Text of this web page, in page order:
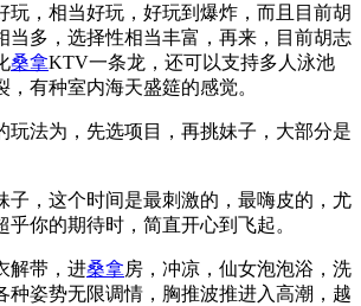
玩，相当好玩，好玩到爆炸，而且目前胡
当多，选择性相当丰富，再来，目前胡志
桑拿KTV一条龙，还可以支持多人泳池
有种室内海天盛筵的感觉。
玩法为，先选项目，再挑妹子，大部分是
子，这个时间是最刺激的，最嗨皮的，尤
你的期待时，简直开心到飞起。
解带，进桑拿房，冲凉，仙女泡泡浴，洗
种姿势无限调情，胸推波推进入高潮，越